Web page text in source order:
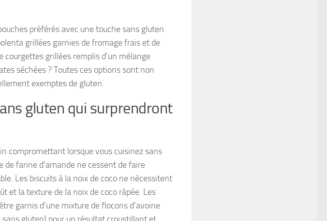
préférés avec une touche sans gluten.
grillées garnies de fromage frais et de
courgettes grillées remplis d’un mélange
séchées ? Toutes ces options sont non
exemptes de gluten.
gluten qui surprendront
compromettant lorsque vous cuisinez sans
de farine d’amande ne cessent de faire
Les biscuits à la noix de coco ne nécessitent
et la texture de la noix de coco râpée. Les
garnis d’une mixture de flocons d’avoine